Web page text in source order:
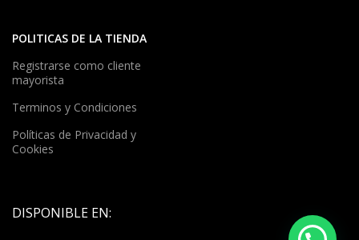
POLITICAS DE LA TIENDA
Registrarse como cliente
mayorista
Terminos y Condiciones
Políticas de Privacidad y
Cookies
DISPONIBLE EN: